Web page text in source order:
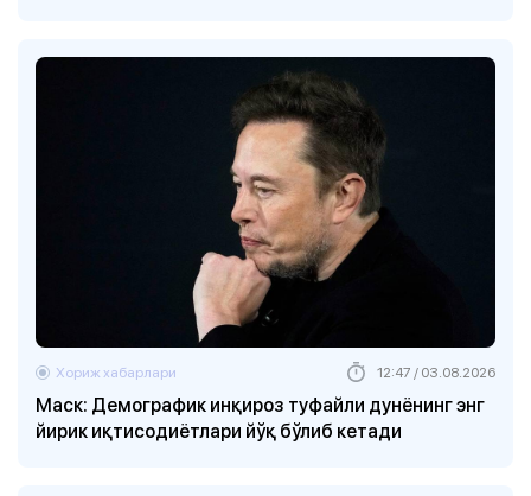
Маск: Демографик инқироз туфайли дунёнинг энг
йирик иқтисодиётлари йўқ бўлиб кетади
Хориж хабарлари 12:47 / 03.08.2026